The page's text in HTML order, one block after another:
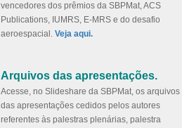
vencedores dos prêmios da SBPMat, ACS
Publications, IUMRS, E-MRS e do desafio
aeroespacial. Veja aqui.
Arquivos das apresentações.
Acesse, no Slideshare da SBPMat, os arquivos
das apresentações cedidos pelos autores
referentes às palestras plenárias, palestra